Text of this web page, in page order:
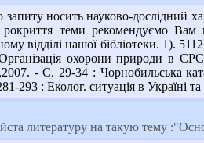
носить науково-дослідний
теми рекомендуємо
відділі нашої бібліотеки.
охорони природи в
- С. 29-34 : Чорнобильська
293 : Еколог. ситуація в Україні та
литературу на такую тему